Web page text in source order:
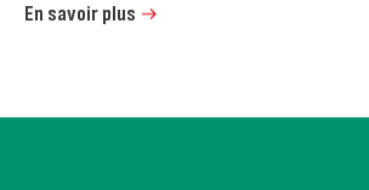
En savoir plus